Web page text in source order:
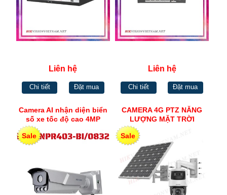
Liên hệ
Chi tiết Đặt mua
Liên hệ
Chi tiết Đặt mua
Camera AI nhận diện biển
số xe tốc độ cao 4MP
Hikvision iDS-ANPR403-
BI/0832
Sale
CAMERA 4G PTZ NĂNG
LƯỢNG MẶT TRỜI
COLORVU 4MP HIKVISION
DS-HL7PT432G-K4G
Sale